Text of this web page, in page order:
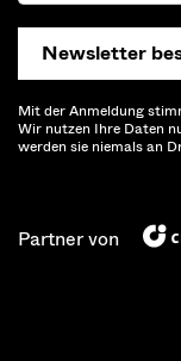
Newsletter
Mit der Anmeldung
Wir nutzen Ihre Daten
werden sie niemals an
Partner von